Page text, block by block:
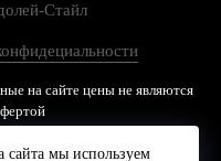
Cтайл
на сайте цены не являются
сайта мы используем